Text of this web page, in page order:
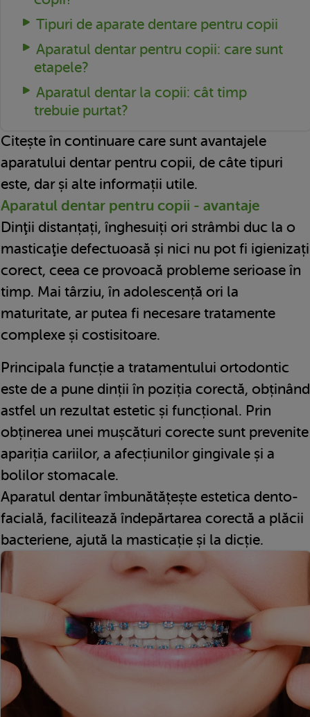
Tipuri de aparate dentare pentru copii
Aparatul dentar pentru copii: care sunt
etapele?
Aparatul dentar la copii: cât timp
trebuie purtat?
Citește în continuare care sunt avantajele
aparatului dentar pentru copii, de câte tipuri
este, dar și alte informații utile.
Aparatul dentar pentru copii - avantaje
Dinţii distanțați, înghesuiți ori strâmbi duc la o
masticaţie defectuoasă și nici nu pot fi igienizați
corect, ceea ce provoacă probleme serioase în
timp. Mai târziu, în adolescență ori la
maturitate, ar putea fi necesare tratamente
complexe și costisitoare.
Principala funcție a tratamentului ortodontic
este de a pune dinții în poziția corectă, obținând
astfel un rezultat estetic și funcțional. Prin
obținerea unei mușcături corecte sunt prevenite
apariția cariilor, a afecțiunilor gingivale și a
bolilor stomacale.
Aparatul dentar îmbunătățește estetica dento-
facială, facilitează îndepărtarea corectă a plăcii
bacteriene, ajută la masticație și la dicție.